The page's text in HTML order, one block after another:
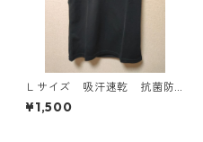
Ｌサイズ 吸汗速乾 抗菌防
臭・消臭 ハローキティ ド
ライメッシュＴシャツ ブラ
¥1,500